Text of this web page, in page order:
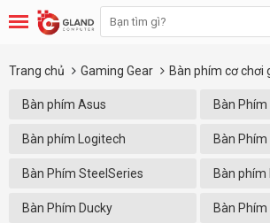
Trang chủ Gaming Gear Bàn phím cơ chơi
Bàn phím Asus Bàn
Bàn phím Logitech Bàn
Bàn Phím SteelSeries Bàn phím
Bàn Phím Ducky Bàn Phím